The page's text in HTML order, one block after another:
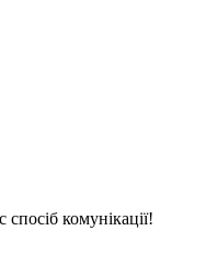
комунікації!